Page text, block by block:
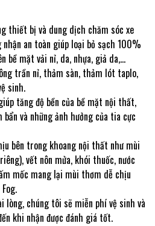
thiết bị và dung dịch chăm sóc xe
nhận an toàn giúp loại bỏ sạch 100%
bề mặt vải nỉ, da, nhựa, giả da,…
trần nỉ, thảm sàn, thảm lót taplo,
sinh.
tăng độ bền của bề mặt nội thất,
bẩn và những ảnh hưởng của tia cực
bên trong khoang nội thất như mùi
vết nôn mửa, khói thuốc, nước
mốc mang lại mùi thơm dễ chịu
lòng, chúng tôi sẽ miễn phí vệ sinh và
khi nhận được đánh giá tốt.